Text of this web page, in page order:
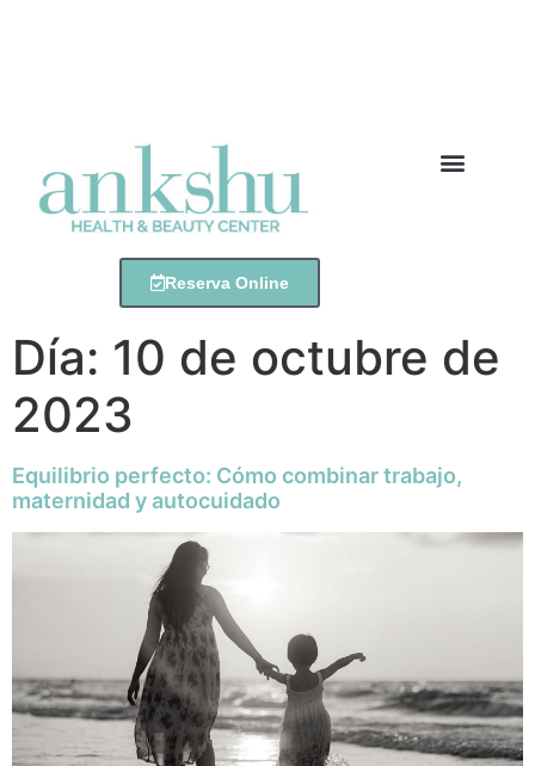
Reserva Online
Día: 10 de octubre de
2023
Equilibrio perfecto: Cómo combinar trabajo,
maternidad y autocuidado